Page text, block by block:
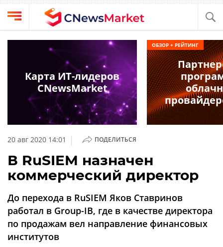
Выбрать
провайдера
Компании
обзоры
кабинет
О
CNews
Аналитика
CNews
Конференции
Техника
20 авг 2020 14:01 | ПОДЕЛИТЬСЯ
В RuSIEM назначен
коммерческий директор
До перехода в RuSIEM Яков Ставринов
работал в Group-IB, где в качестве директора
по продажам вел направление финансовых
институтов
Карта ИТ-лидеров
CNewsMarket
ОБЗОР + РЕЙТИНГ